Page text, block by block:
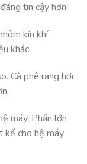
tin cậy hơn.
kín khí
khác.
Cà phê rang hơi
máy. Phần lớn
kế cho hệ máy